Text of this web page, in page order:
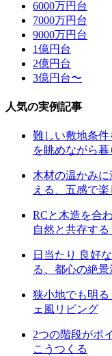
6000万円台
7000万円台
9000万円台
1億円台
2億円台
3億円台〜
人気の実例記事
難しい敷地条
を眺めながら
木材の温かみ
える、五感で
RCと木造を合
自然と共存する
日当たり 良好
る、都心の絶
狭小地でも明
ェ風リビング
2つの階段がポ
こうつくる